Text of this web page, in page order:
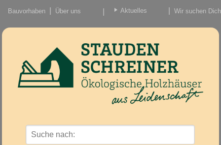
Bauvorhaben Über uns
Aktuelles
Nachrichten/Einzug
Wir suchen